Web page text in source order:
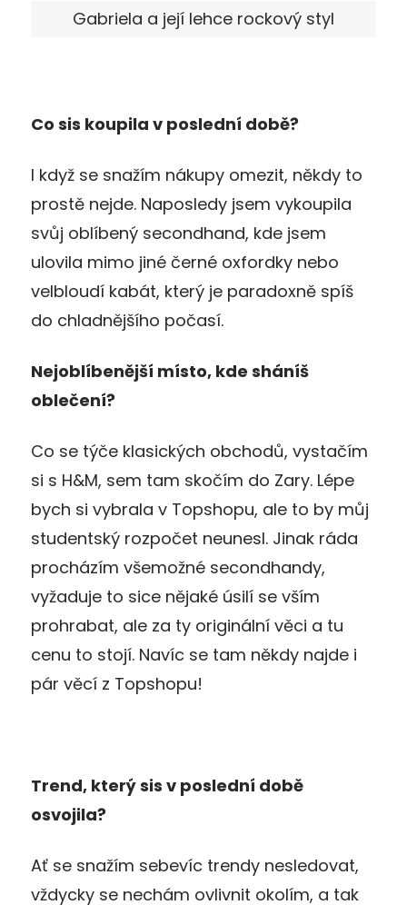
Gabriela a její lehce rockový styl
Co sis koupila v poslední době?
I když se snažím nákupy omezit, někdy to
prostě nejde. Naposledy jsem vykoupila
svůj oblíbený secondhand, kde jsem
ulovila mimo jiné černé oxfordky nebo
velbloudí kabát, který je paradoxně spíš
do chladnějšího počasí.
Nejoblíbenější místo, kde sháníš
oblečení?
Co se týče klasických obchodů, vystačím
si s H&M, sem tam skočím do Zary. Lépe
bych si vybrala v Topshopu, ale to by můj
studentský rozpočet neunesl. Jinak ráda
procházím všemožné secondhandy,
vyžaduje to sice nějaké úsilí se vším
prohrabat, ale za ty originální věci a tu
cenu to stojí. Navíc se tam někdy najde i
pár věcí z Topshopu!
Trend, který sis v poslední době
osvojila?
Ať se snažím sebevíc trendy nesledovat,
vždycky se nechám ovlivnit okolím, a tak